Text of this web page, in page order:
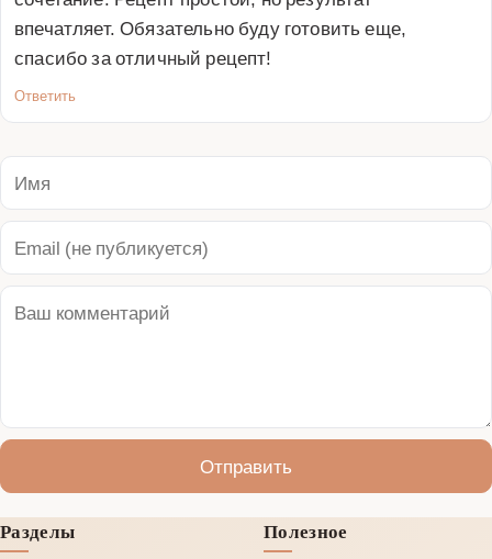
впечатляет. Обязательно буду готовить еще,
спасибо за отличный рецепт!
Ответить
Отправить
Разделы Полезное